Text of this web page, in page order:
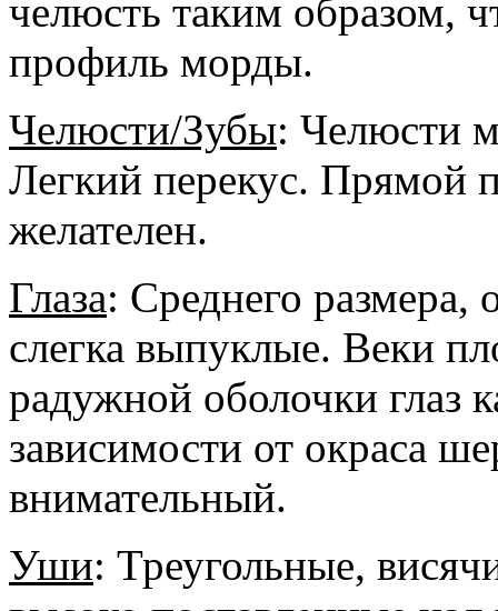
челюсть таким образом,
профиль морды.
Челюсти/Зубы: Челюсти
Легкий перекус. Прямой
желателен.
Глаза: Среднего размера,
слегка выпуклые. Веки
радужной оболочки глаз
зависимости от окраса
внимательный.
Уши: Треугольные,